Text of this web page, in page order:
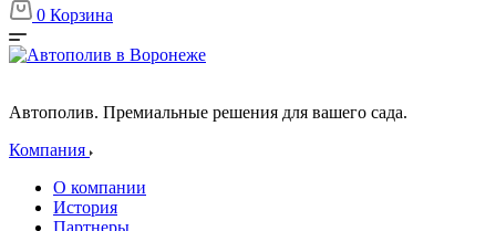
0 Корзина
Автополив. Премиальные решения для вашего сада.
Компания
О компании
История
Партнеры